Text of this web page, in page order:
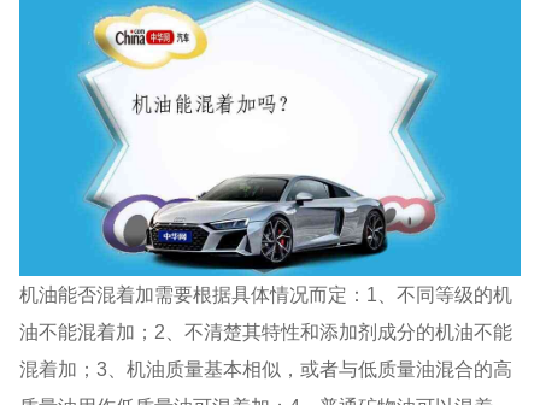
机油能否混着加需要根据具体情况而定：1、不同等级的机
油不能混着加；2、不清楚其特性和添加剂成分的机油不能
混着加；3、机油质量基本相似，或者与低质量油混合的高